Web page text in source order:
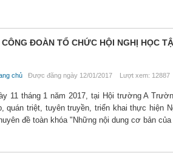
ĐOÀN TỔ CHỨC HỘI NGHỊ HỌC
chủ Được đăng ngày 12/01/2017 Lượt xem: 12887
11 tháng 1 năm 2017, tại Hội trường A
quán triệt, tuyên truyền, triển khai thực hiện
đề toàn khóa "Những nội dung cơ bản